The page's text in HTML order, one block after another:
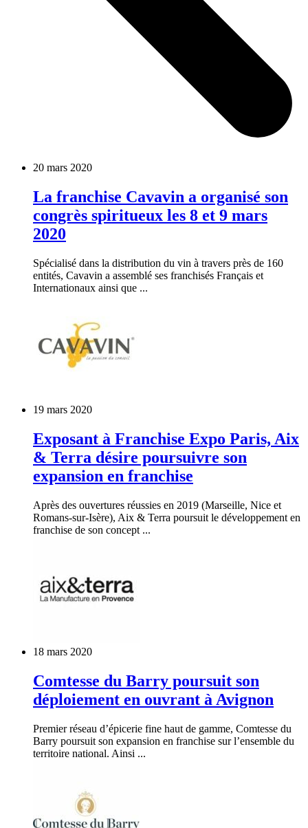
20 mars 2020
La franchise Cavavin a organisé son
congrès spiritueux les 8 et 9 mars
2020
Spécialisé dans la distribution du vin à travers près de 160
entités, Cavavin a assemblé ses franchisés Français et
Internationaux ainsi que ...
19 mars 2020
Exposant à Franchise Expo Paris, Aix
& Terra désire poursuivre son
expansion en franchise
Après des ouvertures réussies en 2019 (Marseille, Nice et
Romans-sur-Isère), Aix & Terra poursuit le développement en
franchise de son concept ...
18 mars 2020
Comtesse du Barry poursuit son
déploiement en ouvrant à Avignon
Premier réseau d’épicerie fine haut de gamme, Comtesse du
Barry poursuit son expansion en franchise sur l’ensemble du
territoire national. Ainsi ...